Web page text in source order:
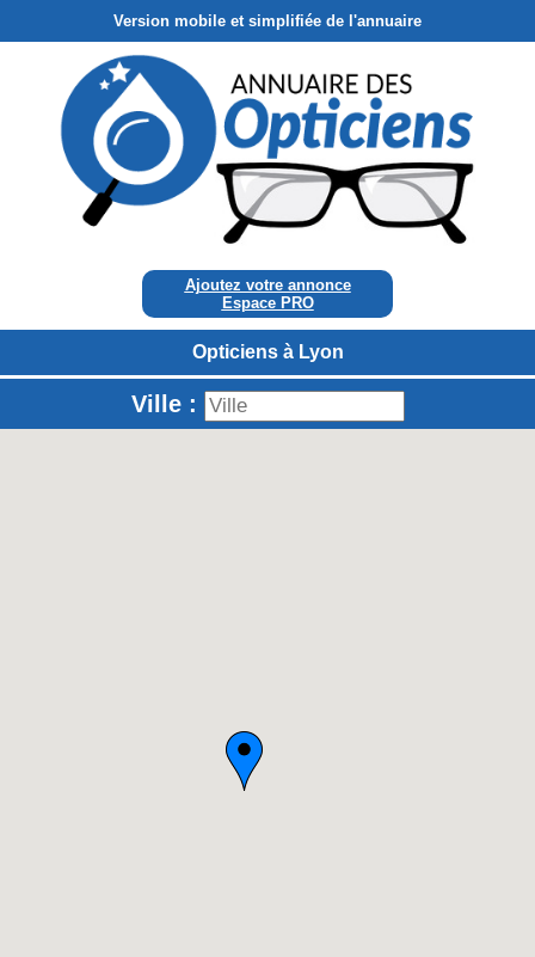
Version mobile et simplifiée de l'annuaire
Ajoutez votre annonce
Espace PRO
Opticiens à Lyon
Ville :